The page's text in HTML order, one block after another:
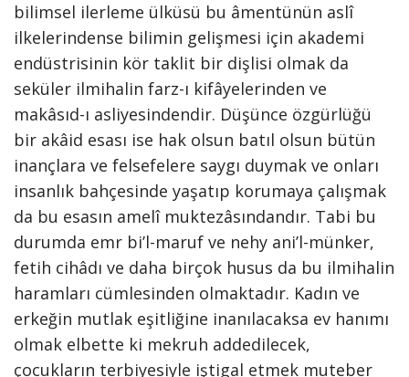
bilimsel ilerleme ülküsü bu âmentünün aslî
ilkelerindense bilimin gelişmesi için akademi
endüstrisinin kör taklit bir dişlisi olmak da
seküler ilmihalin farz-ı kifâyelerinden ve
makâsıd-ı asliyesindendir. Düşünce özgürlüğü
bir akâid esası ise hak olsun batıl olsun bütün
inançlara ve felsefelere saygı duymak ve onları
insanlık bahçesinde yaşatıp korumaya çalışmak
da bu esasın amelî muktezâsındandır. Tabi bu
durumda emr bi’l-maruf ve nehy ani’l-münker,
fetih cihâdı ve daha birçok husus da bu ilmihalin
haramları cümlesinden olmaktadır. Kadın ve
erkeğin mutlak eşitliğine inanılacaksa ev hanımı
olmak elbette ki mekruh addedilecek,
çocukların terbiyesiyle iştigal etmek muteber